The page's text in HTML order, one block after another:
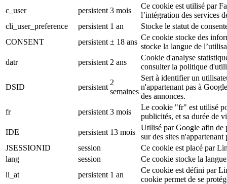
c_user
persistent 3 mois
Ce cookie est utilisé par
l’intégration des services
cli_user_preference
persistent 1 an
Stocke le statut de
CONSENT
persistent ± 18 ans
Ce cookie stocke des
stocke la langue de
datr
persistent 2 ans
Cookie d'analyse
consulter la politique
DSID persistent
2
semaines
Sert à identifier un
n'appartenant pas à
des annonces.
fr
persistent 3 mois
Le cookie "fr" est utilisé
publicités, et sa durée de
IDE
persistent 13 mois
Utilisé par Google afin de
sur des sites n'appartenant
JSESSIONID
session
Ce cookie est placé par
lang
session
Ce cookie stocke la
li_at
persistent 1 an
Ce cookie est défini par
cookie permet de se